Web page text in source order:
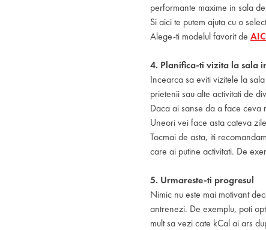
performante maxime in sala
Si aici te putem ajuta cu o
Alege-ti modelul favorit de
4. Planifica-ti vizita la sala
Incearca sa eviti vizitele la
prietenii sau alte activitati de
Daca ai sanse da a face ceva
Uneori vei face asta cateva
Tocmai de asta, iti
care ai putine activitati. De
5. Urmareste-ti progresul
Nimic nu este mai motivant
antrenezi. De exemplu, poti
mult sa vezi cate kCal ai ars